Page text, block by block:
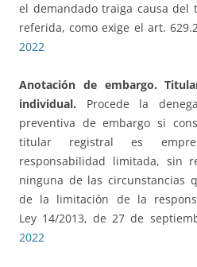
el demandado traiga causa
referida, como exige el art.
2022
Anotación de embargo.
individual. Procede la
preventiva de embargo si
titular registral es
responsabilidad limitada, sin
ninguna de las circunstancias
de la limitación de la
Ley 14/2013, de 27 de
2022